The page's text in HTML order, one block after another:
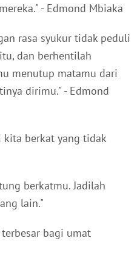
- Edmond Mbiaka
rasa syukur tidak peduli
dan berhentilah
menutup matamu dari
dirimu." - Edmond
kita berkat yang tidak
berkatmu. Jadilah
lain."
bagi umat